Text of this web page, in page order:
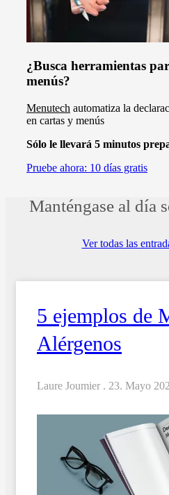
¿Busca herramientas
menús?
Menutech automatiza la
en cartas y menús
Sólo le llevará 5 minutos
Pruebe ahora: 10 días gratis
Manténgase al día
Ver todas las
5 ejemplos de
Alérgenos
Laure Joumier . 23. Mayo